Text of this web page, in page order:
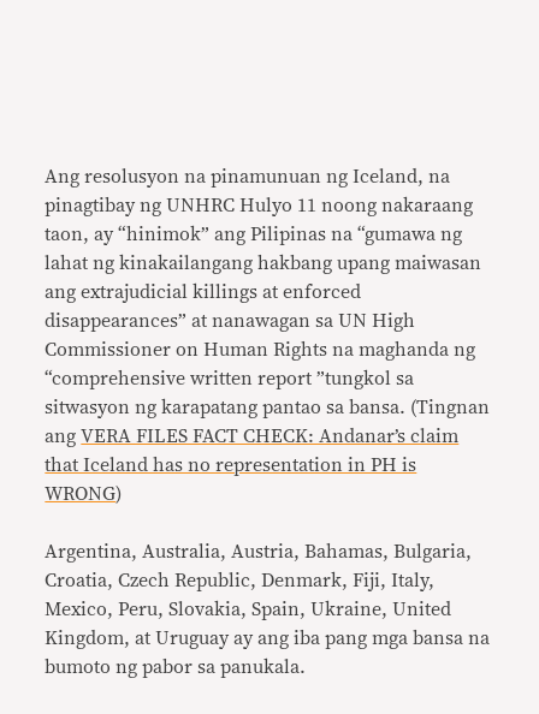
Ang resolusyon na pinamunuan ng Iceland, na
pinagtibay ng UNHRC Hulyo 11 noong nakaraang
taon, ay “hinimok” ang Pilipinas na “gumawa ng
lahat ng kinakailangang hakbang upang maiwasan
ang extrajudicial killings at enforced
disappearances” at nanawagan sa UN High
Commissioner on Human Rights na maghanda ng
“comprehensive written report ”tungkol sa
sitwasyon ng karapatang pantao sa bansa. (Tingnan
angVERA FILES FACT CHECK: Andanar’s claim
that Iceland has no representation in PH is
WRONG)
Argentina, Australia, Austria, Bahamas, Bulgaria,
Croatia, Czech Republic, Denmark, Fiji, Italy,
Mexico, Peru, Slovakia, Spain, Ukraine, United
Kingdom, at Uruguay ay ang iba pang mga bansa na
bumoto ng pabor sa panukala.